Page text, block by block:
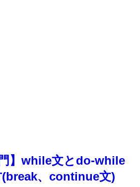
門】while文とdo-while
、continue文)